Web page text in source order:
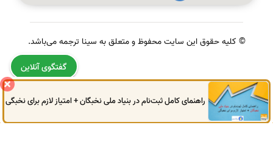
© کلیه حقوق این سایت محفوظ و متعلق به سینا ترجمه می‌باشد.
04133250787
09149724522
راهنمای کامل ثبت‌نام در بنیاد ملی نخبگان + امتیاز لازم برای نخبگی
گفتگوی آنلاین